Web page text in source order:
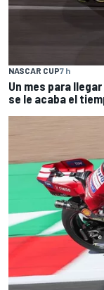
NASCAR CUP7 h
Un mes para
se le acaba el